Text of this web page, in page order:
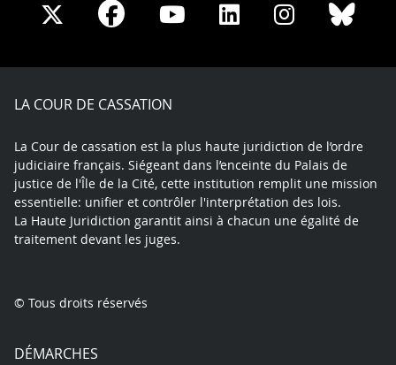
Share
X
Share
Facebook
Share
Youtube
Share
LinkedIn
Share
Instagram
LA COUR DE CASSATION
La Cour de cassation est la plus haute juridiction de l’ordre
judiciaire français. Siégeant dans l’enceinte du Palais de
justice de l'Île de la Cité, cette institution remplit une mission
essentielle: unifier et contrôler l'interprétation des lois.
La Haute Juridiction garantit ainsi à chacun une égalité de
traitement devant les juges.
© Tous droits réservés
DÉMARCHES